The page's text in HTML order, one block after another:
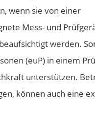
wenn sie von einer
Mess- und
werden.
(euP) in einem
unterstützen.
können auch eine